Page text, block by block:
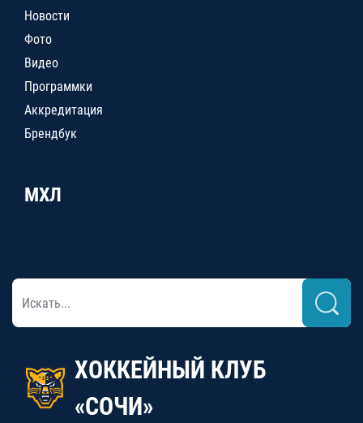
Новости
Фото
Видео
Программки
Аккредитация
Брендбук
МХЛ
ХОККЕЙНЫЙ КЛУБ
«СОЧИ»